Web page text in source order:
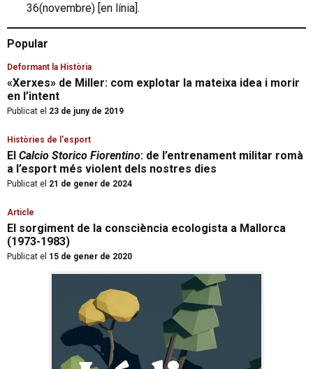
36(novembre) [en línia].
Popular
Deformant la Història
«Xerxes» de Miller: com explotar la mateixa idea i morir
en l’intent
Publicat el 23 de juny de 2019
Històries de l'esport
El Calcio Storico Fiorentino: de l’entrenament militar romà
a l’esport més violent dels nostres dies
Publicat el 21 de gener de 2024
Article
El sorgiment de la consciència ecologista a Mallorca
(1973-1983)
Publicat el 15 de gener de 2020